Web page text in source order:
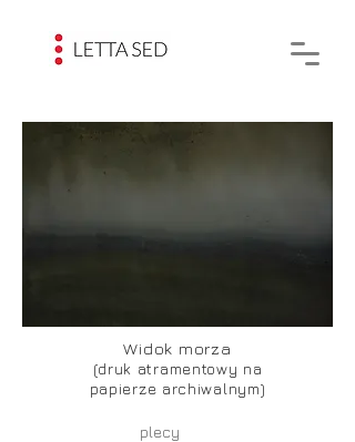
Widok morza
(druk atramentowy na
papierze archiwalnym)
plecy